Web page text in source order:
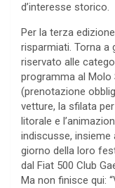
d’interesse storico.
Per la terza
risparmiati. Torna a
riservato alle
programma al Molo
(prenotazione
vetture, la sfilata
litorale e
indiscusse, insieme
giorno della loro
dal Fiat 500 Club
Ma non finisce qui: